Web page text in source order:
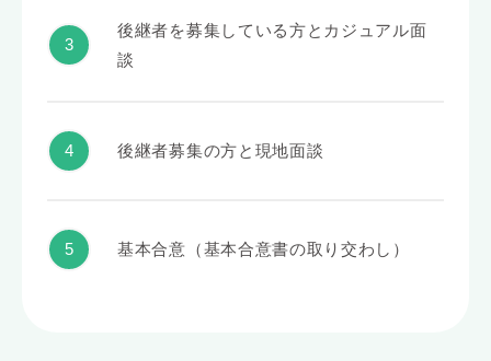
後継者を募集している方とカジュアル面
談
後継者募集の方と現地面談
基本合意（基本合意書の取り交わし）